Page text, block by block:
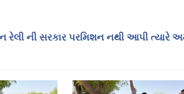
રેલી ની સરકાર પરમિશન નથી આપી ત્યારે